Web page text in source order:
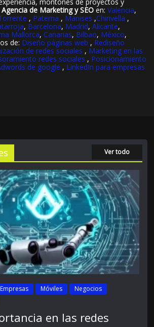
Agencia de Marketing y SEO en:Valencia,
, Paterna , Manises ,Chirivella ,
, Barcelona, Madrid,Alicante,
Mallorca,Canarias, Bilbao, México,
de: Diseño páginas web , Rediseño
de redes sociales , Marketing en las
redes sociales , Posicionamiento
de google , LinkedIn para empresas
Ver todo
Empresas Móviles
Negocios
en las redes